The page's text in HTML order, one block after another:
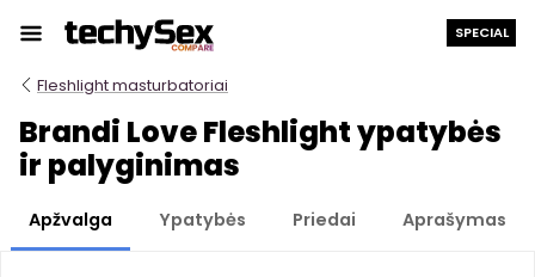
turinio
SPECIAL
Fleshlight masturbatoriai
Brandi Love Fleshlight ypatybės
ir palyginimas
Apžvalga Ypatybės Priedai Aprašymas